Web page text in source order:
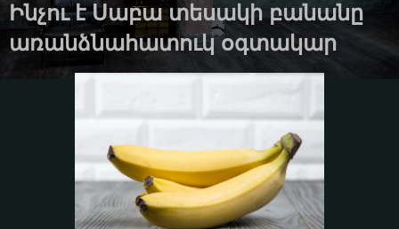
Ինչու է Սաբա տեսակի բանանը
առանձնահատուկ օգտակար